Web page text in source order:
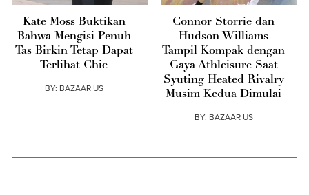
Kate Moss Buktikan
Bahwa Mengisi Penuh
Tas Birkin Tetap Dapat
Terlihat Chic
BY: BAZAAR US
Connor Storrie dan
Hudson Williams
Tampil Kompak dengan
Gaya Athleisure Saat
Syuting Heated Rivalry
Musim Kedua Dimulai
BY: BAZAAR US